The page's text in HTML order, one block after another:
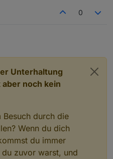
0
Unterhaltung
noch kein
Besuch durch die
Wenn du dich
du immer
zuvor warst, und